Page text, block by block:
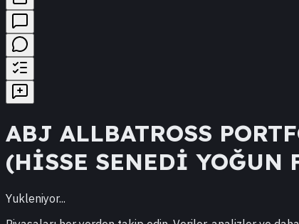
ABJ ALLBATROSS
(HİSSE SENEDİ YOĞUN
Yukleniyor...